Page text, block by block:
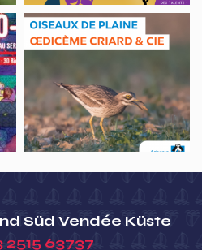
Sortie
nature,
post-
nuptial
du
Süd Vendée Küste
2515 63737